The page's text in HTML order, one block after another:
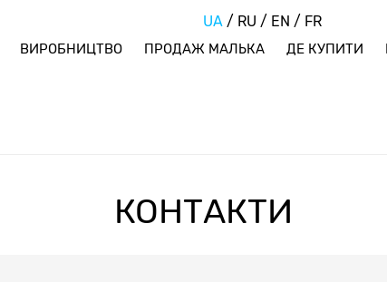
ВИРОБНИЦТВО ПРОДАЖ МАЛЬКА ДЕ КУПИТИ
UA / RU / EN / FR
КОНТАКТИ